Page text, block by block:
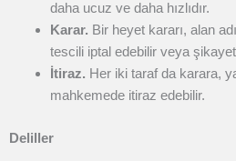
daha ucuz ve daha hızlıdır.
Karar. Bir heyet kararı, alan
tescili iptal edebilir veya
İtiraz. Her iki taraf da karara,
mahkemede itiraz edebilir.
Deliller